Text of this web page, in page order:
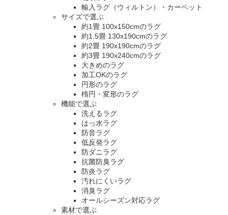
輸入ラグ（ウィルトン）・カーペット
サイズで選ぶ
約1畳 100x150cmのラグ
約1.5畳 130x190cmのラグ
約2畳 190x190cmのラグ
約3畳 190x240cmのラグ
大きめのラグ
加工OKのラグ
円形のラグ
楕円・変形のラグ
機能で選ぶ
洗えるラグ
はっ水ラグ
防音ラグ
低反発ラグ
防ダニラグ
抗菌防臭ラグ
防炎ラグ
汚れにくいラグ
消臭ラグ
オールシーズン対応ラグ
素材で選ぶ